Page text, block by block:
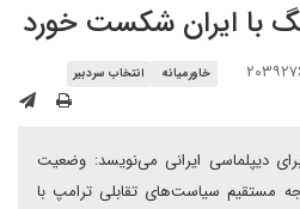
با ایران شکست خورد
خاورمیانه انتخاب سردبیر
دیپلماسی ایرانی می‌نویسد: وضعیت
مستقیم سیاست‌های تقابلی ترامپ با